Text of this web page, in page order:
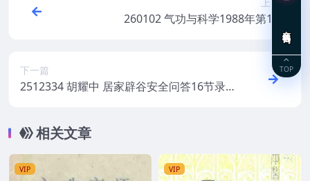
260102 气功与科学1988年第11期
下一篇
2512334 胡耀中 居家辟谷安全问答16节录
相关文章
VIP VIP
TOP